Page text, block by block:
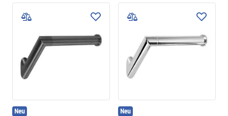
Neu Neu